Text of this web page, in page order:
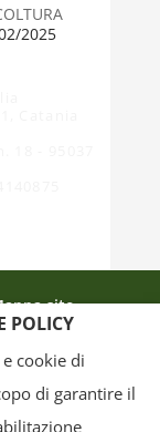
2025
sito
POLICY
cookie di
di garantire il